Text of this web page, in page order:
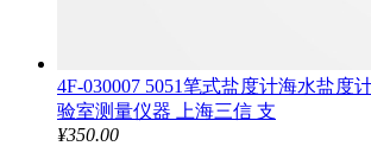
4F-030007 5051笔式盐度计海水盐度
验室测量仪器 上海三信 支
¥350.00